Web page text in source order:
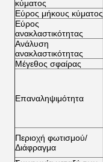
κύματος
Εύρος μήκους κύματος
Εύρος
ανακλαστικότητας
Ανάλυση
ανακλαστικότητας
Μέγεθος σφαίρας
Επαναληψιμότητα
Περιοχή φωτισμού/
Διάφραγμα